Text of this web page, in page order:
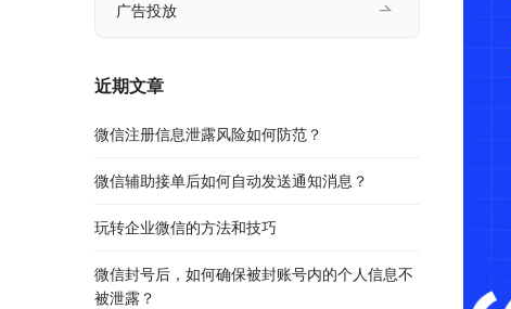
广告投放
近期文章
微信注册信息泄露风险如何防范？
微信辅助接单后如何自动发送通知消息？
玩转企业微信的方法和技巧
微信封号后，如何确保被封账号内的个人信息不
被泄露？